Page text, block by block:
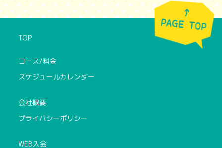
TOP
コース/料金
スケジュールカレンダー
会社概要
プライバシーポリシー
WEB入会